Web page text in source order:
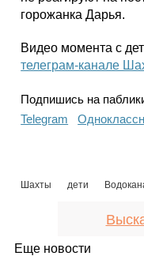
горожанка Дарья.
Видео момента с
телеграм-канале
Подпишись на
Telegram
Шахты дети
Еще новости